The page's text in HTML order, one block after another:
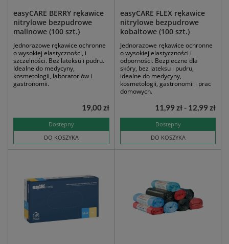
easyCARE BERRY rękawice
nitrylowe bezpudrowe
malinowe (100 szt.)
Jednorazowe rękawice ochronne
o wysokiej elastyczności, i
szczelności. Bez lateksu i pudru.
Idealne do medycyny,
kosmetologii, laboratoriów i
gastronomii.
Dostępny
DO KOSZYKA
19,00 zł
easyCARE FLEX rękawice
nitrylowe bezpudrowe
kobaltowe (100 szt.)
Jednorazowe rękawice ochronne
o wysokiej elastyczności i
odporności. Bezpieczne dla
skóry, bez lateksu i pudru,
idealne do medycyny,
kosmetologii, gastronomii i prac
domowych.
Dostępny
DO KOSZYKA
11,99 zł - 12,99 zł